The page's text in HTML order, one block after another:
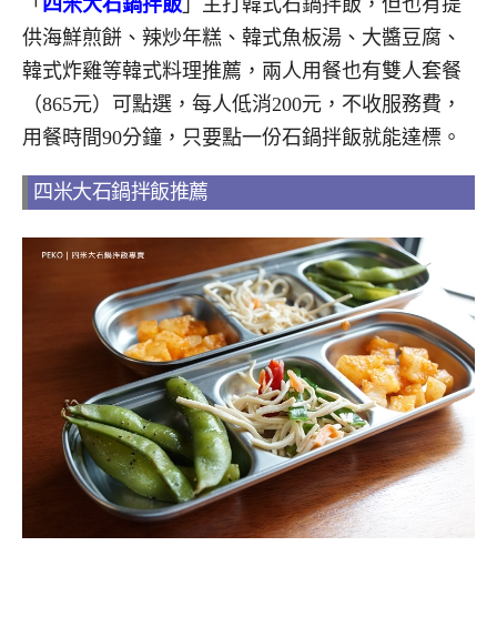
「 四米大石鍋拌飯 」主打韓式石鍋拌飯，但也有提
供海鮮煎餅、辣炒年糕、韓式魚板湯、大醬豆腐、
韓式炸雞等韓式料理推薦，兩人用餐也有雙人套餐
（865元）可點選，每人低消200元，不收服務費，
用餐時間90分鐘，只要點一份石鍋拌飯就能達標。
四米大石鍋拌飯推薦